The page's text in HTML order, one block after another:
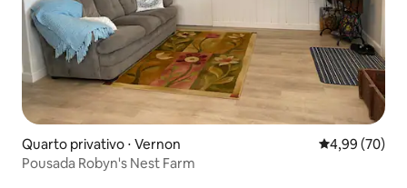
Quarto privativo ⋅ Vernon 4,99 de uma
4,99 (70)
Pousada Robyn's Nest Farm